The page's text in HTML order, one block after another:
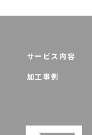
サービス内容
加工事例